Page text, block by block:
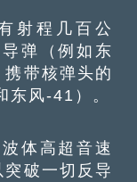
程几百公
弹（例如东
带核弹头的
风-41）。
体高超音速
破一切反导